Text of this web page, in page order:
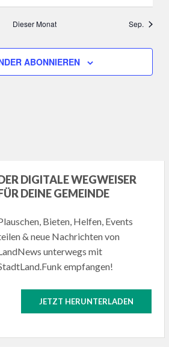
Dieser Monat Sep.
ABONNIEREN
DIGITALE WEGWEISER
DEINE GEMEINDE
Bieten, Helfen, Events
& neue Nachrichten von
unterwegs mit
empfangen!
JETZT HERUNTERLADEN